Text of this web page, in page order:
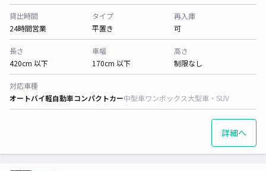
貸出時間
24時間営業
タイプ
平置き
再入庫
可
長さ
420cm 以下
車幅
170cm 以下
高さ
制限なし
対応車種
オートバイ軽自動車コンパクトカー中型車ワンボックス大型車・SUV
詳細へ